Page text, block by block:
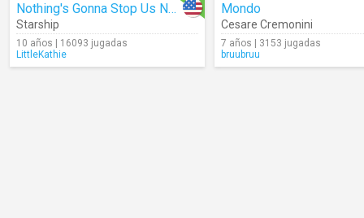
Nothing's Gonna Stop Us Now
Starship
10 años | 16093 jugadas
LittleKathie
Mondo
Cesare Cremonini
7 años | 3153 jugadas
bruubruu